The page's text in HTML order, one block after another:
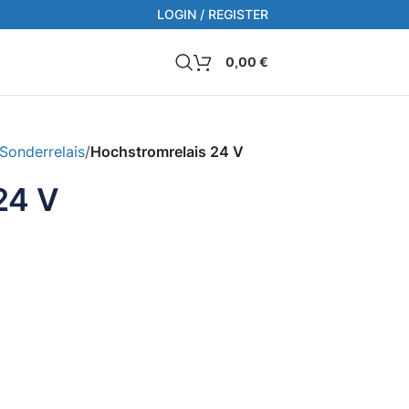
LOGIN / REGISTER
0,00 €
/Hochstromrelais 24 V
V